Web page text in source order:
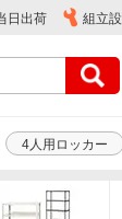
日出荷 組立
4人用ロッカー